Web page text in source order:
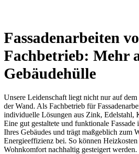
Fassadenarbeiten
Fachbetrieb: Mehr
Gebäudehülle
Unsere Leidenschaft liegt nicht nur auf dem
der Wand. Als Fachbetrieb für
individuelle Lösungen aus Zink, Edelstahl,
Eine gut gestaltete und funktionale Fassade
Ihres Gebäudes und trägt maßgeblich zum
Energieeffizienz bei. So können Heizkosten
Wohnkomfort nachhaltig gesteigert werden.